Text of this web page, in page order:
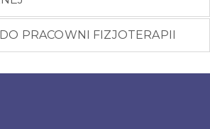
PRACOWNI FIZJOTERAPII